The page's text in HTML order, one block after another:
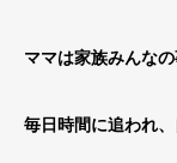
ママは家族みんなの
毎日時間に追われ、